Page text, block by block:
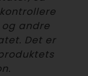
andre
Det er